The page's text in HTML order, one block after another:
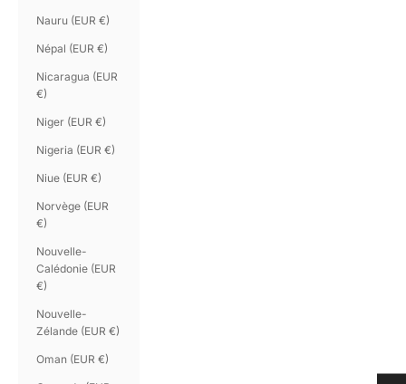
Nauru (EUR €)
Népal (EUR €)
Nicaragua (EUR
€)
Niger (EUR €)
Nigeria (EUR €)
Niue (EUR €)
Norvège (EUR
€)
Nouvelle-
Calédonie (EUR
€)
Nouvelle-
Zélande (EUR €)
Oman (EUR €)